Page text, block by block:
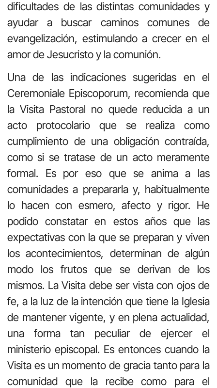
dificultades de las distintas comunidades y
ayudar a buscar caminos comunes de
evangelización, estimulando a crecer en el
amor de Jesucristo y la comunión.
Una de las indicaciones sugeridas en el
Ceremoniale Episcoporum, recomienda que
la Visita Pastoral no quede reducida a un
acto protocolario que se realiza como
cumplimiento de una obligación contraída,
como si se tratase de un acto meramente
formal. Es por eso que se anima a las
comunidades a prepararla y, habitualmente
lo hacen con esmero, afecto y rigor. He
podido constatar en estos años que las
expectativas con la que se preparan y viven
los acontecimientos, determinan de algún
modo los frutos que se derivan de los
mismos. La Visita debe ser vista con ojos de
fe, a la luz de la intención que tiene la Iglesia
de mantener vigente, y en plena actualidad,
una forma tan peculiar de ejercer el
ministerio episcopal. Es entonces cuando la
Visita es un momento de gracia tanto para la
comunidad que la recibe como para el